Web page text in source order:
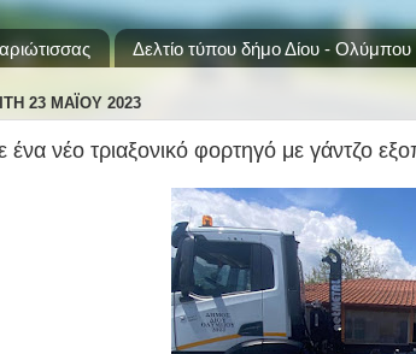
Δελτίο τύπου δήμο Δίου - Ολύμπου
23 ΜΑΪ́ΟΥ 2023
ένα νέο τριαξονικό φορτηγό με γάντζο